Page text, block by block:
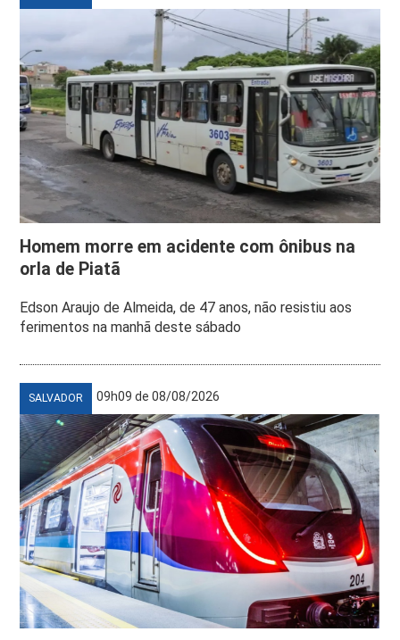
Homem morre em acidente com ônibus na
orla de Piatã
Edson Araujo de Almeida, de 47 anos, não resistiu aos
ferimentos na manhã deste sábado
SALVADOR 09h09 de 08/08/2026